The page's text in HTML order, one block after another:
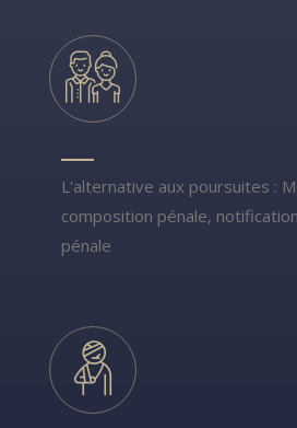
L'alternative aux poursuites :
composition pénale,
pénale